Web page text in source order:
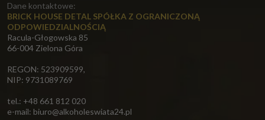
Dane kontaktowe:
BRICK HOUSE DETAL SPÓŁKA Z OGRANICZONĄ
ODPOWIEDZIALNOŚCIĄ
Racula-Głogowska 85
66-004 Zielona Góra
REGON: 523909599,
NIP: 9731089769
tel.: +48 661 812 020
e-mail: biuro@alkoholeswiata24.pl